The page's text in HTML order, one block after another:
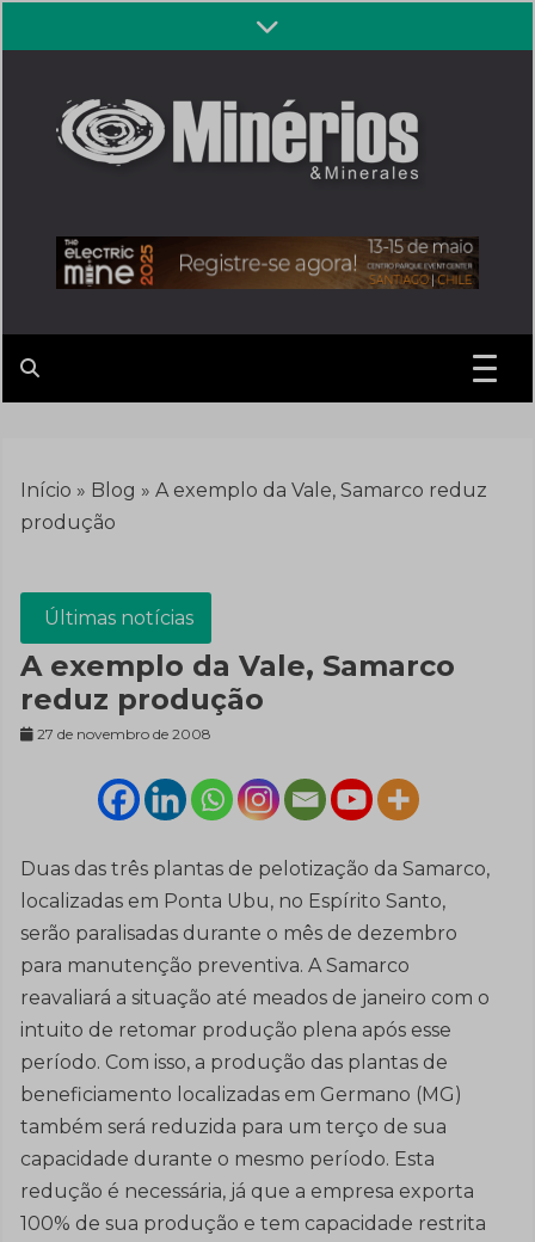
to
Revista
Minérios &
Minerales
Início » Blog » A exemplo da Vale, Samarco reduz
produção
Últimas notícias
A exemplo da Vale, Samarco
reduz produção
27 de novembro de 2008
Duas das três plantas de pelotização da Samarco,
localizadas em Ponta Ubu, no Espírito Santo,
serão paralisadas durante o mês de dezembro
para manutenção preventiva. A Samarco
reavaliará a situação até meados de janeiro com o
intuito de retomar produção plena após esse
período. Com isso, a produção das plantas de
beneficiamento localizadas em Germano (MG)
também será reduzida para um terço de sua
capacidade durante o mesmo período. Esta
redução é necessária, já que a empresa exporta
100% de sua produção e tem capacidade restrita